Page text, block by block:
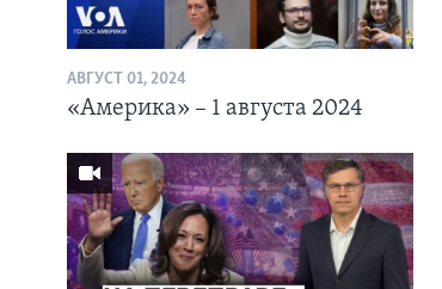
АВГУСТ 01, 2024
«Америка» – 1 августа 2024